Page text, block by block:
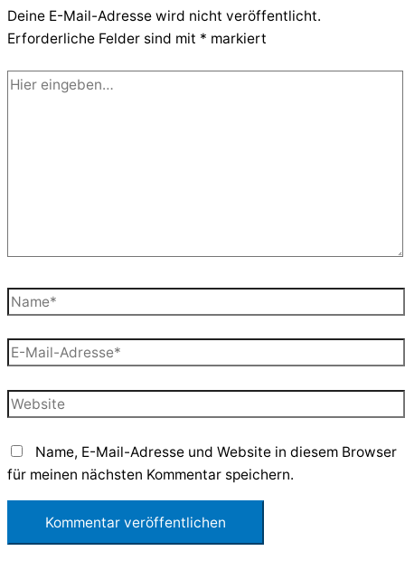
Deine E-Mail-Adresse wird nicht veröffentlicht.
Erforderliche Felder sind mit * markiert
Hier
Name*
E-
Mail-
Adresse*
Website
Name, E-Mail-Adresse und Website in diesem Browser
für meinen nächsten Kommentar speichern.